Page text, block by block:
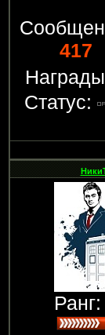
417
Статус: